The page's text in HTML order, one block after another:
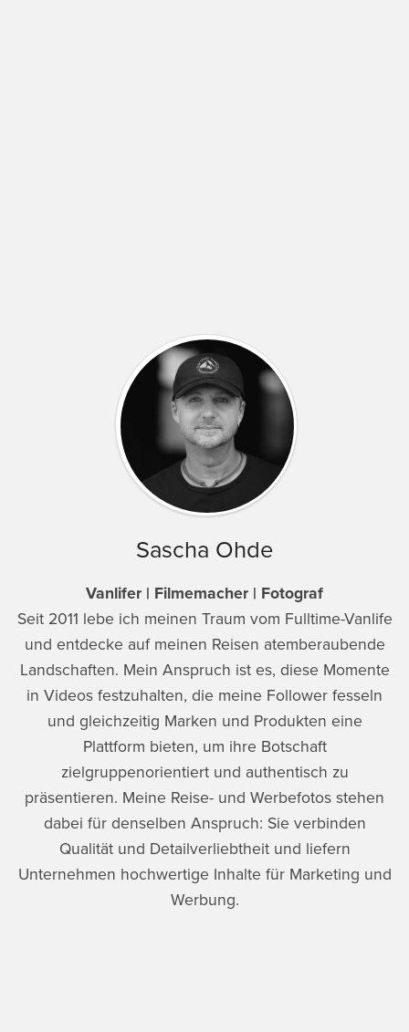
Sascha Ohde
Vanlifer | Filmemacher | Fotograf
Seit 2011 lebe ich meinen Traum vom Fulltime-Vanlife
und entdecke auf meinen Reisen atemberaubende
Landschaften. Mein Anspruch ist es, diese Momente
in Videos festzuhalten, die meine Follower fesseln
und gleichzeitig Marken und Produkten eine
Plattform bieten, um ihre Botschaft
zielgruppenorientiert und authentisch zu
präsentieren. Meine Reise- und Werbefotos stehen
dabei für denselben Anspruch: Sie verbinden
Qualität und Detailverliebtheit und liefern
Unternehmen hochwertige Inhalte für Marketing und
Werbung.